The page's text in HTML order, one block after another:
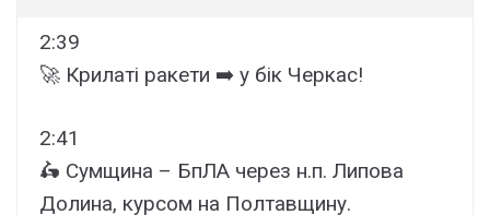
2:39
🚀 Крилаті ракети ➡️ у бік Черкас!
2:41
🛵 Сумщина – БпЛА через н.п. Липова
Долина, курсом на Полтавщину.